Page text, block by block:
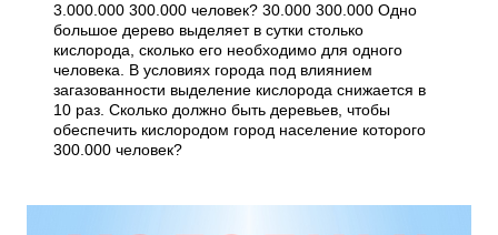
3.000.000 300.000 человек? 30.000 300.000 Одно
большое дерево выделяет в сутки столько
кислорода, сколько его необходимо для одного
человека. В условиях города под влиянием
загазованности выделение кислорода снижается в
10 раз. Сколько должно быть деревьев, чтобы
обеспечить кислородом город население которого
300.000 человек?